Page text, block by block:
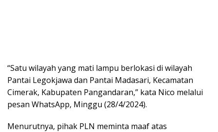
“Satu wilayah yang mati lampu berlokasi di wilayah
Pantai Legokjawa dan Pantai Madasari, Kecamatan
Cimerak, Kabupaten Pangandaran,” kata Nico melalui
pesan WhatsApp, Minggu (28/4/2024).
Menurutnya, pihak PLN meminta maaf atas